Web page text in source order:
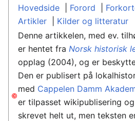
Hovedside| Forord
Artikler| Kilder og litteratur
Denne artikkelen, med ev.
er hentet fra Norsk historisk
opplag (2004), og er
Den er publisert på
med Cappelen Damm
er tilpasset wikipublisering
skrevet helt ut, men teksten